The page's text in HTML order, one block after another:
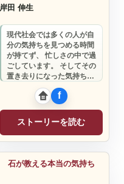
岸田 伸生
現代社会では多くの人が自
分の気持ちを見つめる時間
が持てず、 忙しさの中で過
ごしています。 そしてその
置き去りになった気持ちと
頑張ろうとする自分とのず
れが起こり…
ストーリーを読む
コンサルタント
石が教える本当の気持ち